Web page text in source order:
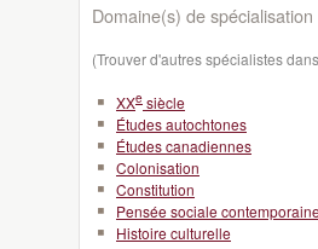
Domaine(s) de spécialisation
(Trouver d'autres spécialistes
XXe siècle
Études autochtones
Études canadiennes
Colonisation
Constitution
Pensée sociale
Histoire culturelle